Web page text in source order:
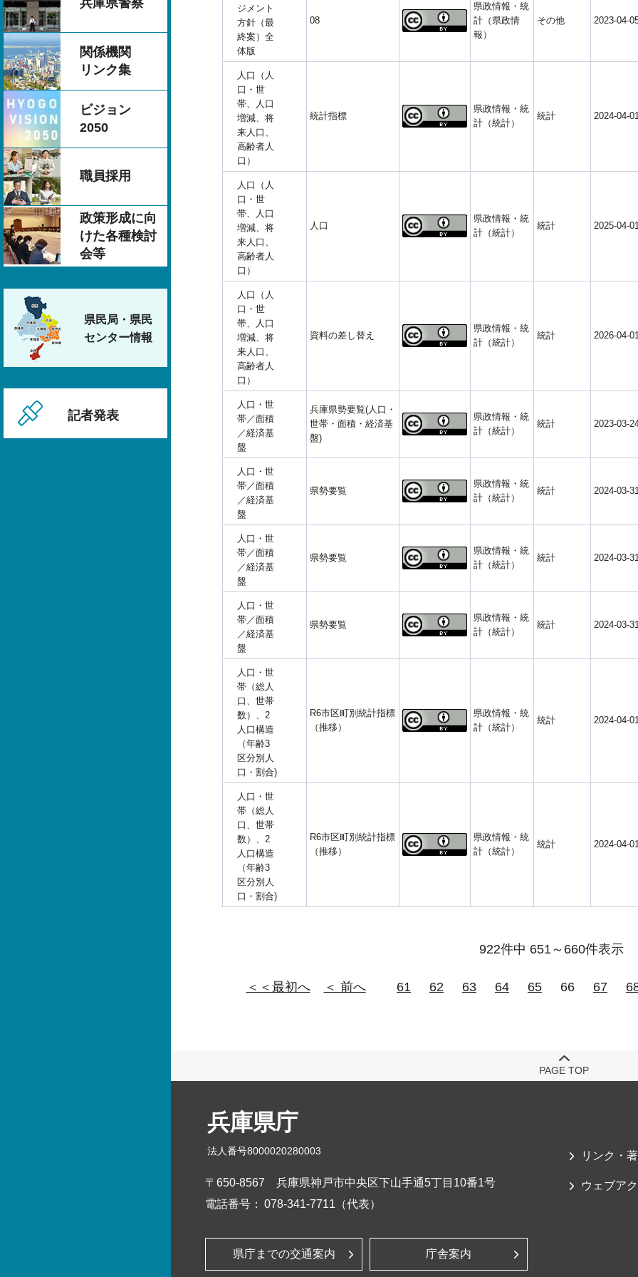
兵庫県警察
関係機関
リンク集
ビジョン
2050
職員採用
政策形成に向
けた各種検討
会等
県民局・県民
センター情報
記者発表
ジメント
方針（最
終案）全
体版
08
県政情報・統
計（県政情
報）
その他 2023-04-
人口（人
口・世
帯、人口
増減、将
来人口、
高齢者人
口）
統計指標
県政情報・統
計（統計）
統計 2024-04-
人口（人
口・世
帯、人口
増減、将
来人口、
高齢者人
口）
人口
県政情報・統
計（統計）
統計 2025-04-
人口（人
口・世
帯、人口
増減、将
来人口、
高齢者人
口）
資料の差し替え
県政情報・統
計（統計）
統計 2026-04-
人口・世
帯／面積
／経済基
盤
兵庫県勢要覧(人口・
世帯・面積・経済基
盤)
県政情報・統
計（統計）
統計 2023-03-
人口・世
帯／面積
／経済基
盤
県勢要覧
県政情報・統
計（統計）
統計 2024-03-
人口・世
帯／面積
／経済基
盤
県勢要覧
県政情報・統
計（統計）
統計 2024-03-
人口・世
帯／面積
／経済基
盤
県勢要覧
県政情報・統
計（統計）
統計 2024-03-
人口・世
帯（総人
口、世帯
数）、2
人口構造
（年齢3
区分別人
口・割合)
R6市区町別統計指標
（推移）
県政情報・統
計（統計）
統計 2024-04-
人口・世
帯（総人
口、世帯
数）、2
人口構造
（年齢3
区分別人
口・割合)
R6市区町別統計指標
（推移）
県政情報・統
計（統計）
統計 2024-04-
922件中 651～660件表示
＜＜最初へ ＜ 前へ 61 62 63 64 65 66 67
PAGE TOP
兵庫県庁
法人番号8000020280003
〒650-8567
兵庫県神戸市中央区下山手通5丁目10番1号
電話番号： 078-341-7711（代表）
リンク・
ウェブア
県庁までの交通案内 庁舎案内